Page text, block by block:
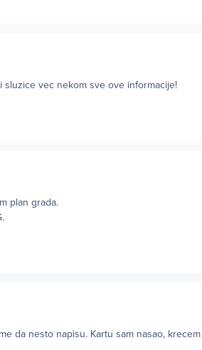
sluzice vec nekom sve ove informacije!
plan grada.
da nesto napisu. Kartu sam nasao,